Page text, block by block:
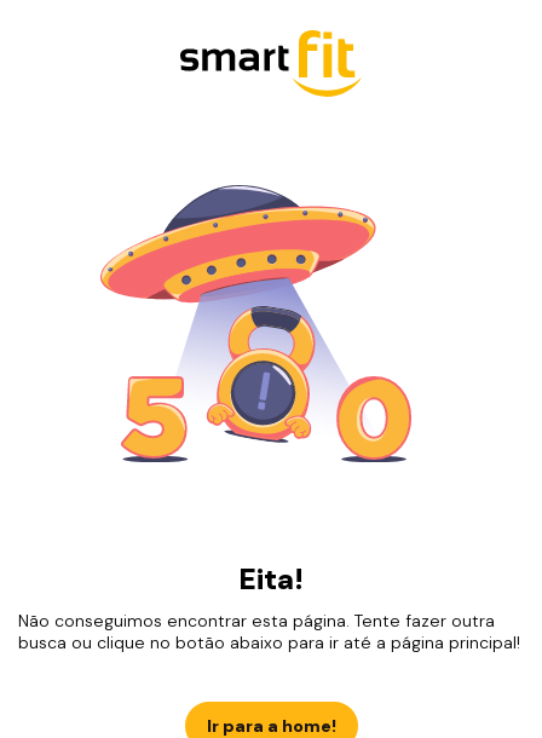
Eita!
Não conseguimos encontrar esta página. Tente fazer outra
busca ou clique no botão abaixo para ir até a página principal!
Ir para a home!